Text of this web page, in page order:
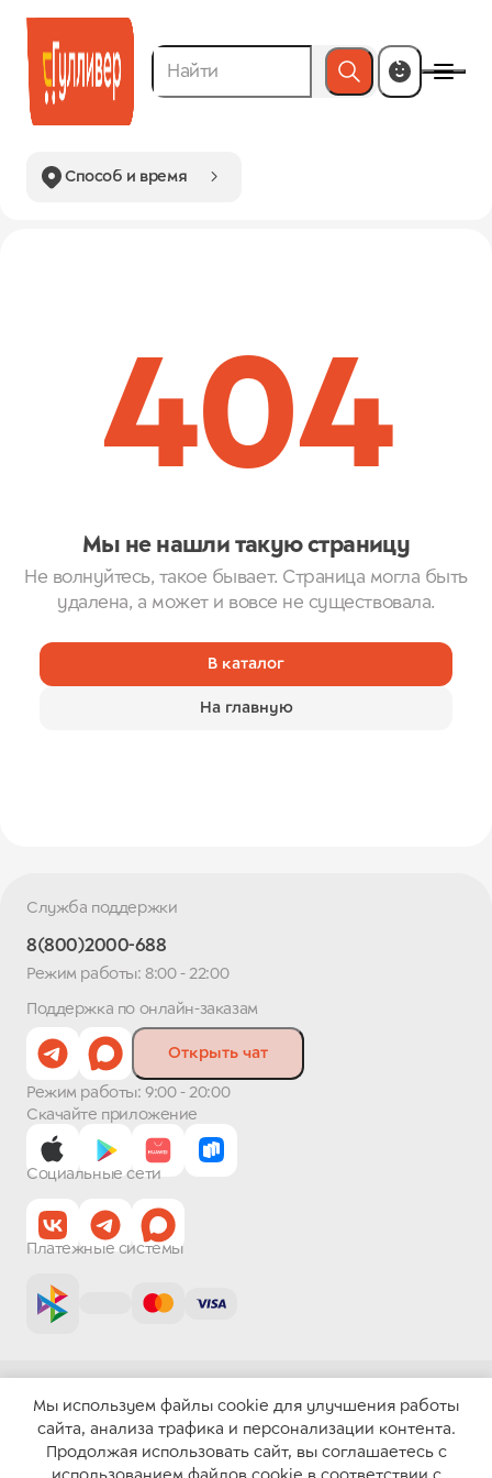
Способ и время
404
Мы не нашли такую страницу
Не волнуйтесь, такое бывает. Страница могла быть
удалена, а может и вовсе не существовала.
В каталог
На главную
Служба поддержки
8(800)2000-688
Режим работы: 8:00 - 22:00
Поддержка по онлайн-заказам
Открыть чат
Режим работы: 9:00 - 20:00
Скачайте приложение
Платежные системы
Социальные сети
2026.АО «Гулливер»
Пользовательское соглашение
Политика конфиденциальности
Powered by HIVE Software
Мы используем файлы cookie для улучшения работы
сайта, анализа трафика и персонализации контента.
Продолжая использовать сайт, вы соглашаетесь с